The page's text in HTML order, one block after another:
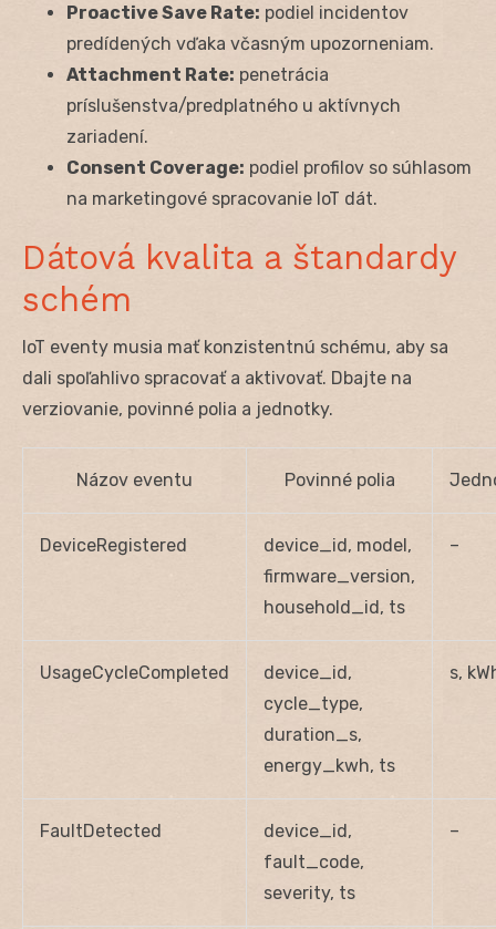
Proactive Save Rate: podiel incidentov
predídených vďaka včasným upozorneniam.
Attachment Rate: penetrácia
príslušenstva/predplatného u aktívnych
zariadení.
Consent Coverage: podiel profilov so súhlasom
na marketingové spracovanie IoT dát.
Dátová kvalita a štandardy
schém
IoT eventy musia mať konzistentnú schému, aby sa
dali spoľahlivo spracovať a aktivovať. Dbajte na
verziovanie, povinné polia a jednotky.
Názov eventu Povinné polia
DeviceRegistered
device_id, model,
firmware_version,
household_id, ts
–
UsageCycleCompleted
device_id,
cycle_type,
duration_s,
energy_kwh, ts
s,
FaultDetected
device_id,
fault_code,
severity, ts
–